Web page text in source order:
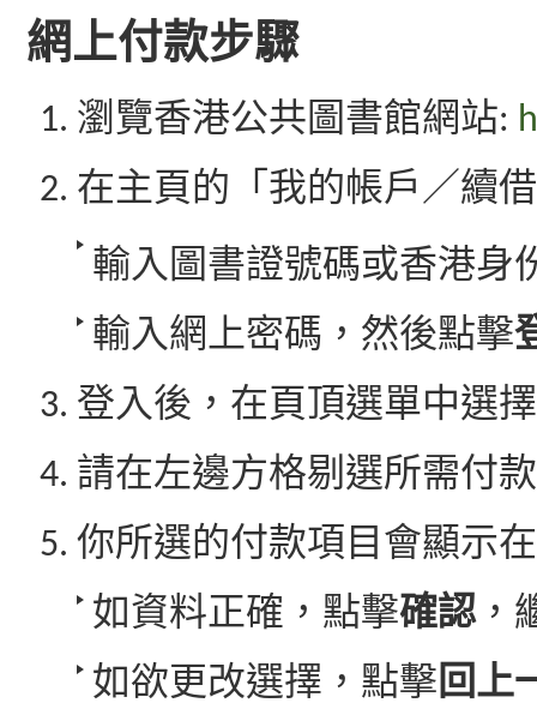
網上付款步驟
瀏覽香港公共圖書館網站:
在主頁的「我的帳戶／續
輸入圖書證號碼或香港身
輸入網上密碼，然後點擊
登入後，在頁頂選單中選擇
請在左邊方格剔選所需付
你所選的付款項目會顯示
如資料正確，點擊確認，
如欲更改選擇，點擊 回上